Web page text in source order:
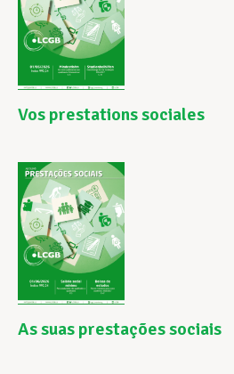
Vos prestations sociales
As suas prestações sociais